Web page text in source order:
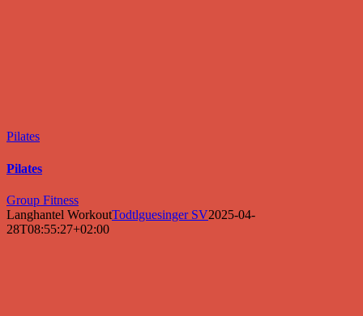
Pilates
Pilates
Group Fitness
Langhantel WorkoutTodtlguesinger SV2025-04-
28T08:55:27+02:00